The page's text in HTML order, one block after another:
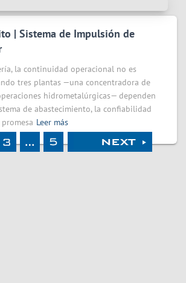
| Sistema de Impulsión de
la continuidad operacional no es
tres plantas —una concentradora de
hidrometalúrgicas— dependen
de abastecimiento, la confiabilidad
Leer más